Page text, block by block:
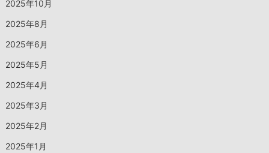
2025年10月
2025年8月
2025年6月
2025年5月
2025年4月
2025年3月
2025年2月
2025年1月